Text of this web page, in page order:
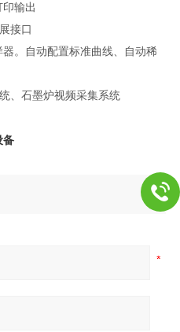
输出
接口
。自动配置标准曲线、自动稀
、石墨炉视频采集系统
备